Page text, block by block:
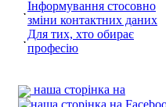
Інформування стосовно
зміни контактних даних
Для тих, хто обирає
професію
наша сторінка на